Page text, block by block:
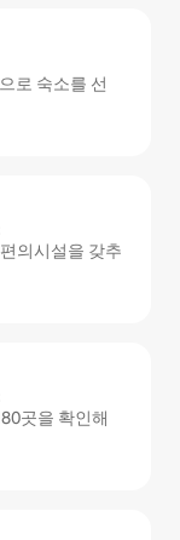
로 숙소를 선
의시설을 갖추
곳을 확인해